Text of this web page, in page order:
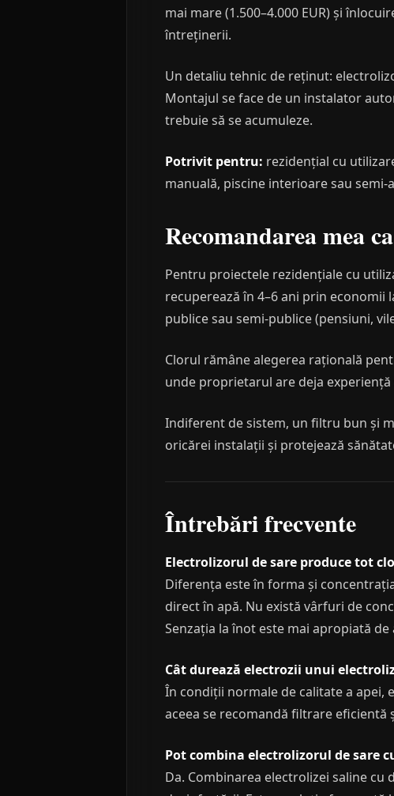
mai mare (1.500–4.000 EUR) și
întreținerii.
Un detaliu tehnic de reținut:
Montajul se face de un instalator
trebuie să se acumuleze.
Potrivit pentru: rezidențial cu
manuală, piscine interioare sau
Recomandarea mea
Pentru proiectele rezidențiale cu
recuperează în 4–6 ani prin economii
publice sau semi-publice (pensiuni,
Clorul rămâne alegerea rațională
unde proprietarul are deja
Indiferent de sistem, un filtru bun și
oricărei instalații și protejează
Întrebări frecvente
Electrolizorul de sare produce tot
Diferența este în forma și
direct în apă. Nu există vârfuri de
Senzația la înot este mai apropiată de
Cât durează electrozii unui
În condiții normale de calitate a apei,
aceea se recomandă filtrare eficientă
Pot combina electrolizorul de sare
Da. Combinarea electrolizei saline